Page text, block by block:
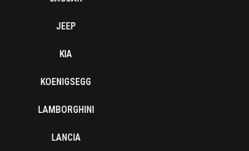
JEEP
KIA
KOENIGSEGG
LAMBORGHINI
LANCIA